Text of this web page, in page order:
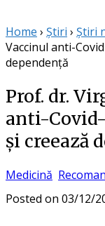
Home › Știri › Știri
Vaccinul anti-
dependență
Prof. dr.
anti-
și creează
Medicină
Posted on 03/12/